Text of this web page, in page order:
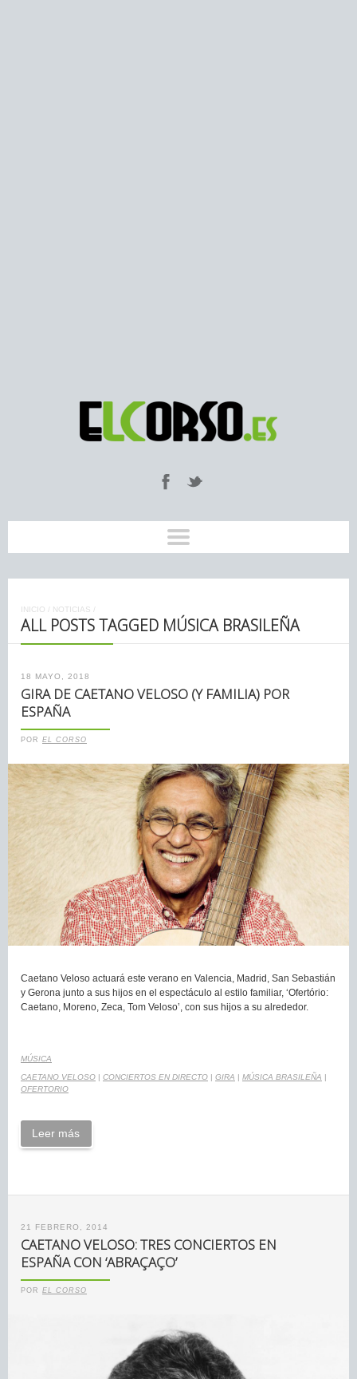
INICIO / NOTICIAS /
ALL POSTS TAGGED MÚSICA BRASILEÑA
18 MAYO, 2018
GIRA DE CAETANO VELOSO (Y FAMILIA) POR
ESPAÑA
POR EL CORSO
Caetano Veloso actuará este verano en Valencia, Madrid, San Sebastián
y Gerona junto a sus hijos en el espectáculo al estilo familiar, ‘Ofertório:
Caetano, Moreno, Zeca, Tom Veloso’, con sus hijos a su alrededor.
MÚSICA
CAETANO VELOSO | CONCIERTOS EN DIRECTO | GIRA | MÚSICA BRASILEÑA |
OFERTORIO
Leer más
21 FEBRERO, 2014
CAETANO VELOSO: TRES CONCIERTOS EN
ESPAÑA CON ‘ABRAÇAÇO’
POR EL CORSO